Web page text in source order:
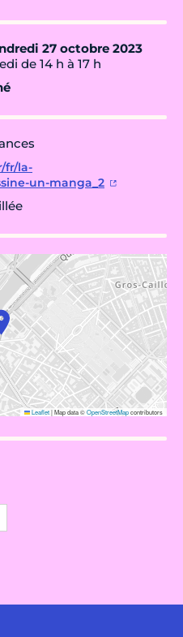
27 octobre 2023
de 14 h à 17 h
fr/la-
un-manga_2
Leaflet|Map data ©OpenStreetMapcontributors